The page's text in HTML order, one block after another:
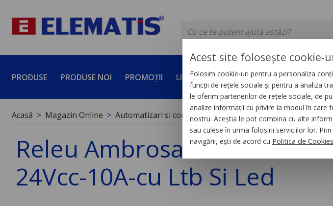
PRODUSE PRODUSE NOI PROMOȚII LICHIDĂRI DE STOC SERVICII DEVINO
Acasă Magazin Online Automatizari si control industrial Relee
Releu Ambrosabil de
24Vcc-10A-cu Ltb Si Led
Acest site folosește cookie-
Folosim cookie-uri pentru a personaliza
funcții de rețele sociale și pentru a analiza
le oferim partenerilor de rețele sociale, de
analize informații cu privire la modul în care
nostru. Aceștia le pot combina cu alte
sau culese în urma folosirii serviciilor lor.
navigării, ești de acord cu Politica de Cookies